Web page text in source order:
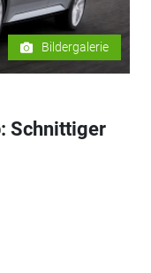
Bildergalerie
Schnittiger